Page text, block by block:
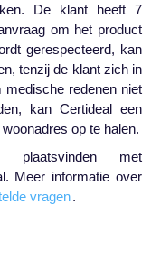
De klant heeft 7
om het product
gerespecteerd, kan
tenzij de klant zich in
medische redenen niet
kan Certideal een
op te halen.
plaatsvinden met
Meer informatie over
vragen.